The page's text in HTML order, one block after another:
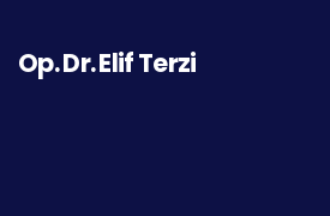
Op. Dr. Gökhan Kılıç